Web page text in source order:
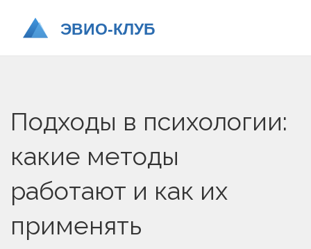
Подходы в психологии:
какие методы
работают и как их
применять